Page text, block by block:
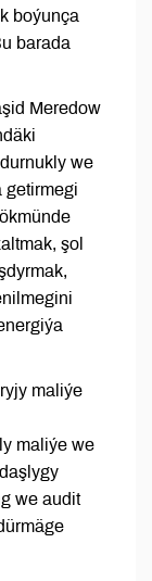
boýunça
barada
Meredow
we
getirmegi
şol
maliýe
maliýe we
we audit